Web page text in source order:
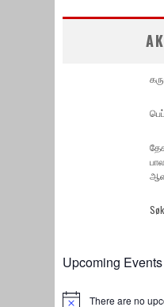
Upcoming Events
There are no